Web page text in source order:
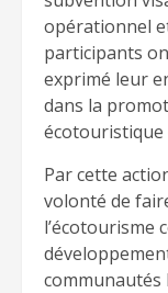
opérationnel
participants
exprimé leur
dans la
écotouristique
Par cette
volonté de
l’écotourisme
communautés